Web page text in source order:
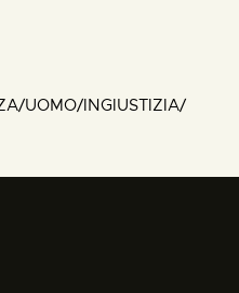
UOMO/INGIUSTIZIA/